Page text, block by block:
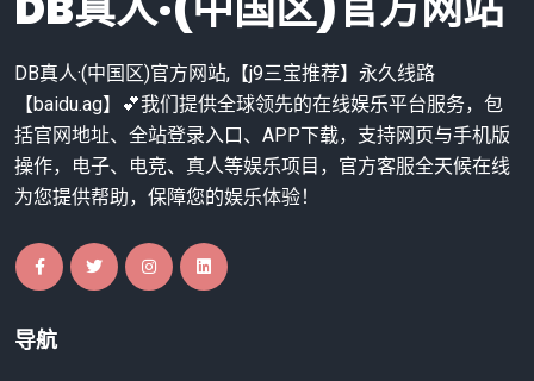
DB真人·(中国区)官方网站,【j9三宝推荐】永久线路
【baidu.ag】💕我们提供全球领先的在线娱乐平台服务，包
括官网地址、全站登录入口、APP下载，支持网页与手机版
操作，电子、电竞、真人等娱乐项目，官方客服全天候在线
为您提供帮助，保障您的娱乐体验！
导航